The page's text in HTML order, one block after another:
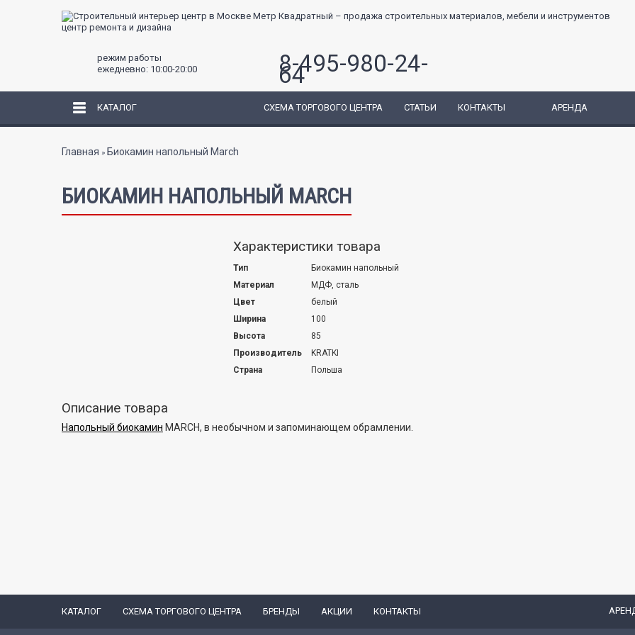
центр ремонта и дизайна
режим работы
ежедневно: 10:00-20:00
8-495-980-24-
64
КАТАЛОГ СХЕМА ТОРГОВОГО ЦЕНТРА СТАТЬИ КОНТАКТЫ АРЕНДА
Вы здесь
Главная » Биокамин напольный March
БИОКАМИН НАПОЛЬНЫЙ MARCH
Характеристики товара
Тип
Биокамин напольный
Материал
МДФ, сталь
Цвет
белый
Ширина
100
Высота
85
Производитель
KRATKI
Страна
Польша
Описание товара
Напольный биокамин MARCH, в необычном и запоминающем обрамлении.
КАТАЛОГ СХЕМА ТОРГОВОГО ЦЕНТРА БРЕНДЫ АКЦИИ КОНТАКТЫ